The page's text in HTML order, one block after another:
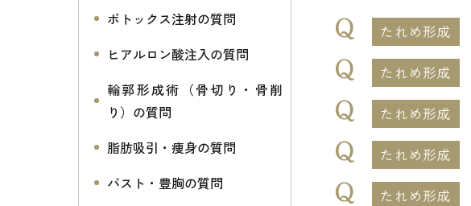
ボトックス注射の質問
ヒアルロン酸注入の質問
輪郭形成術（骨切り・骨削
り）の質問
脂肪吸引・痩身の質問
バスト・豊胸の質問
たれめ形成
たれめ形成
たれめ形成
たれめ形成
たれめ形成